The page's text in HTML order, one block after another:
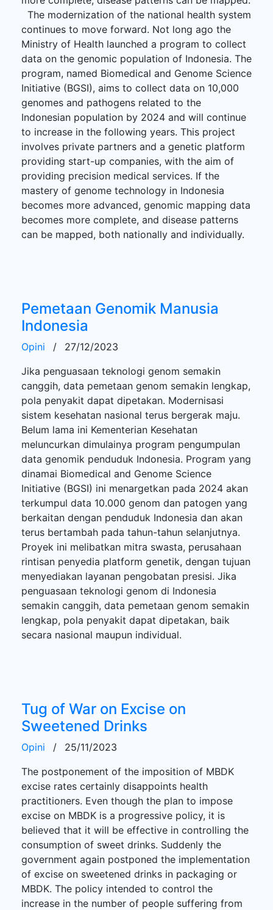
The modernization of the national health system
continues to move forward. Not long ago the
Ministry of Health launched a program to collect
data on the genomic population of Indonesia. The
program, named Biomedical and Genome Science
Initiative (BGSI), aims to collect data on 10,000
genomes and pathogens related to the
Indonesian population by 2024 and will continue
to increase in the following years. This project
involves private partners and a genetic platform
providing start-up companies, with the aim of
providing precision medical services. If the
mastery of genome technology in Indonesia
becomes more advanced, genomic mapping data
becomes more complete, and disease patterns
can be mapped, both nationally and individually.
Pemetaan Genomik Manusia
Indonesia
Opini /
27/12/2023
Jika penguasaan teknologi genom semakin
canggih, data pemetaan genom semakin lengkap,
pola penyakit dapat dipetakan. Modernisasi
sistem kesehatan nasional terus bergerak maju.
Belum lama ini Kementerian Kesehatan
meluncurkan dimulainya program pengumpulan
data genomik penduduk Indonesia. Program yang
dinamai Biomedical and Genome Science
Initiative (BGSI) ini menargetkan pada 2024 akan
terkumpul data 10.000 genom dan patogen yang
berkaitan dengan penduduk Indonesia dan akan
terus bertambah pada tahun-tahun selanjutnya.
Proyek ini melibatkan mitra swasta, perusahaan
rintisan penyedia platform genetik, dengan tujuan
menyediakan layanan pengobatan presisi. Jika
penguasaan teknologi genom di Indonesia
semakin canggih, data pemetaan genom semakin
lengkap, pola penyakit dapat dipetakan, baik
secara nasional maupun individual.
Tug of War on Excise on
Sweetened Drinks
Opini /
25/11/2023
The postponement of the imposition of MBDK
excise rates certainly disappoints health
practitioners. Even though the plan to impose
excise on MBDK is a progressive policy, it is
believed that it will be effective in controlling the
consumption of sweet drinks. Suddenly the
government again postponed the implementation
of excise on sweetened drinks in packaging or
MBDK. The policy intended to control the
increase in the number of people suffering from